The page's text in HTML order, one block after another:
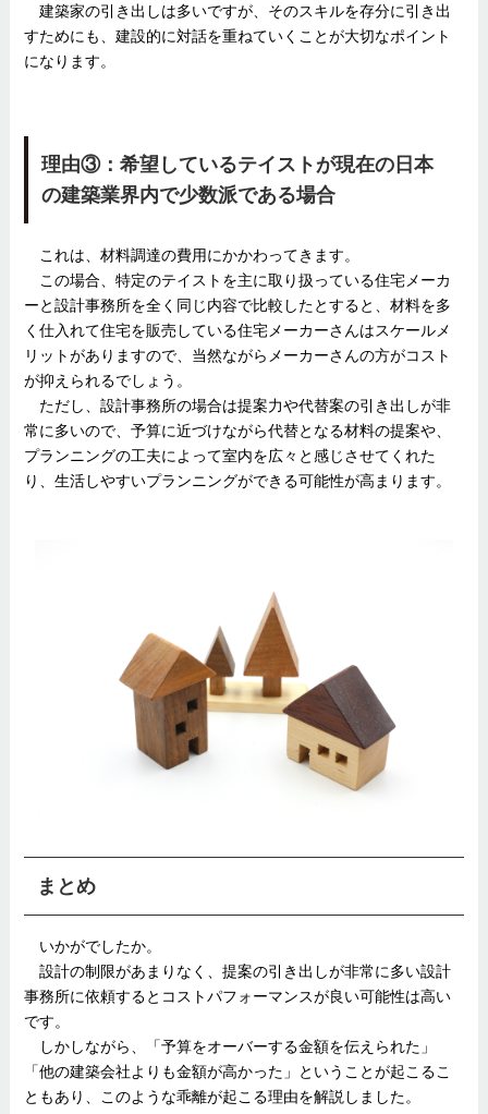
建築家の引き出しは多いですが、そのスキルを存分に引き出
すためにも、建設的に対話を重ねていくことが大切なポイント
になります。
理由③：希望しているテイストが現在の日本
の建築業界内で少数派である場合
これは、材料調達の費用にかかわってきます。
この場合、特定のテイストを主に取り扱っている住宅メーカ
ーと設計事務所を全く同じ内容で比較したとすると、材料を多
く仕入れて住宅を販売している住宅メーカーさんはスケールメ
リットがありますので、当然ながらメーカーさんの方がコスト
が抑えられるでしょう。
ただし、設計事務所の場合は提案力や代替案の引き出しが非
常に多いので、予算に近づけながら代替となる材料の提案や、
プランニングの工夫によって室内を広々と感じさせてくれた
り、生活しやすいプランニングができる可能性が高まります。
まとめ
いかがでしたか。
設計の制限があまりなく、提案の引き出しが非常に多い設計
事務所に依頼するとコストパフォーマンスが良い可能性は高い
です。
しかしながら、「予算をオーバーする金額を伝えられた」
「他の建築会社よりも金額が高かった」ということが起こるこ
ともあり、このような乖離が起こる理由を解説しました。